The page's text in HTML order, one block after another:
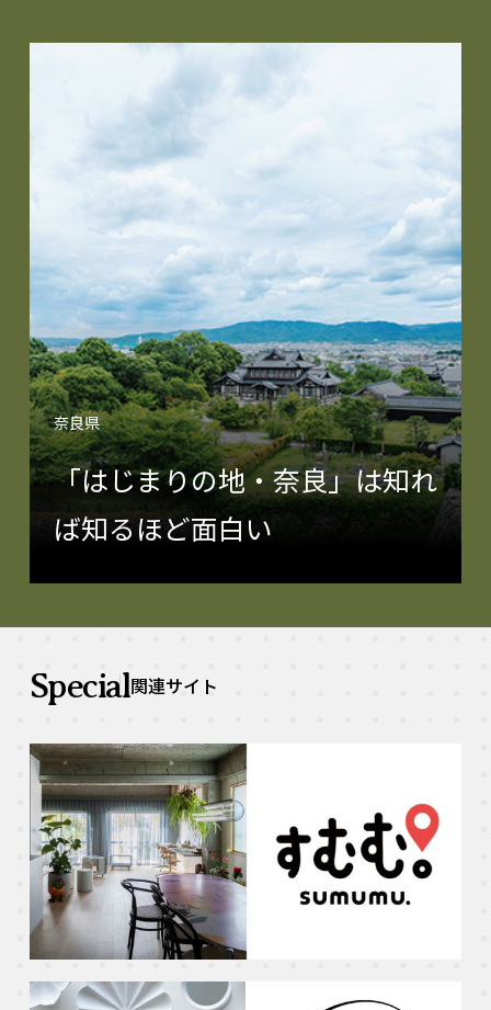
奈良県
「はじまりの地・奈良」は知れ
ば知るほど面白い
Special関連サイト